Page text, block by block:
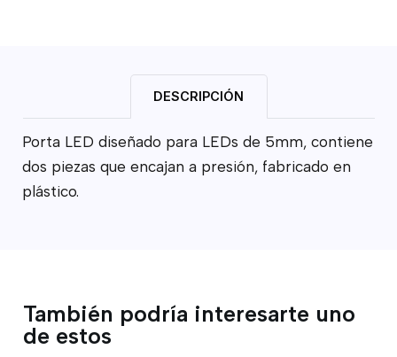
DESCRIPCIÓN
Porta LED diseñado para LEDs de 5mm, contiene
dos piezas que encajan a presión, fabricado en
plástico.
También podría interesarte uno
de estos